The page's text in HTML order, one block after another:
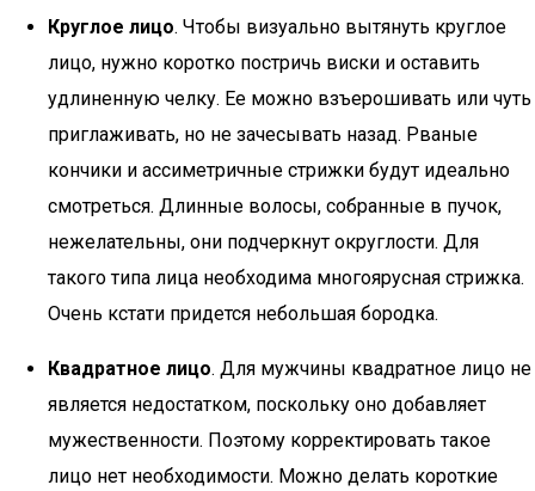
Круглое лицо. Чтобы визуально вытянуть круглое
лицо, нужно коротко постричь виски и оставить
удлиненную челку. Ее можно взъерошивать или чуть
приглаживать, но не зачесывать назад. Рваные
кончики и ассиметричные стрижки будут идеально
смотреться. Длинные волосы, собранные в пучок,
нежелательны, они подчеркнут округлости. Для
такого типа лица необходима многоярусная стрижка.
Очень кстати придется небольшая бородка.
Квадратное лицо. Для мужчины квадратное лицо не
является недостатком, поскольку оно добавляет
мужественности. Поэтому корректировать такое
лицо нет необходимости. Можно делать короткие